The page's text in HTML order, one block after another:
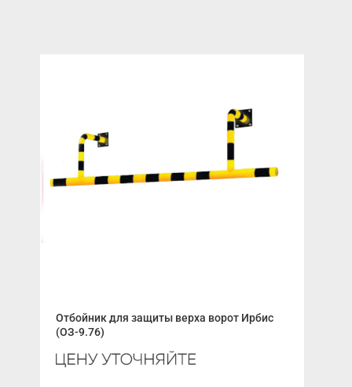
Отбойник для защиты верха ворот Ирбис
(ОЗ-9.76)